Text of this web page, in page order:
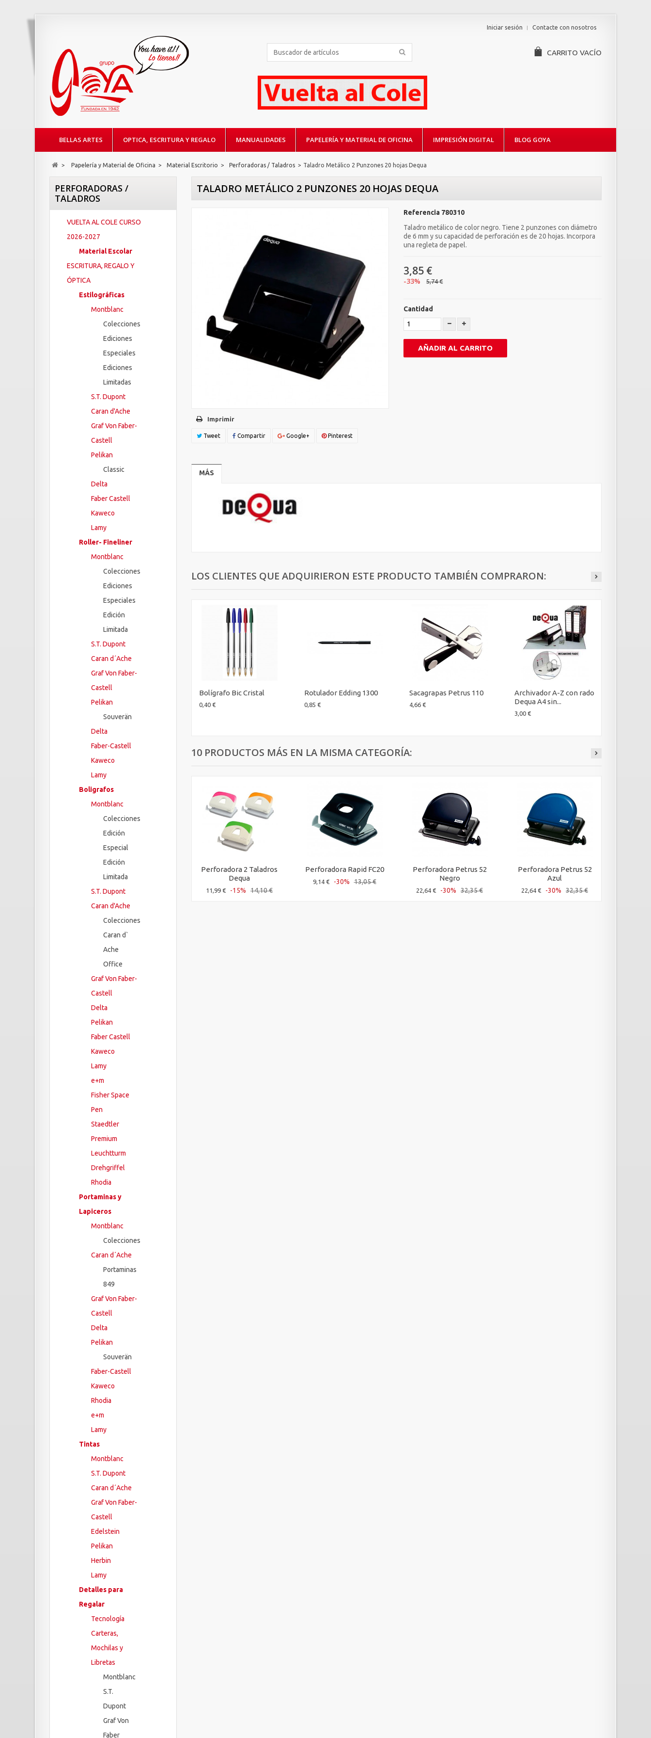
Contacte con nosotros
Iniciar sesión
CARRITO VACÍO
BELLAS ARTES OPTICA, ESCRITURA Y REGALO MANUALIDADES PAPELERÍA Y MATERIAL DE OFICINA IMPRESIÓN DIGITAL BLOG GOYA
> Papelería y Material de Oficina > Material Escritorio > Perforadoras / Taladros > Taladro Metálico 2 Punzones 20 hojas Dequa
PERFORADORAS /
TALADROS
VUELTA AL COLE CURSO
2026-2027
Material Escolar
ESCRITURA, REGALO Y
ÓPTICA
Estilográficas
Montblanc
Colecciones
Ediciones
Especiales
Ediciones
Limitadas
S.T. Dupont
Caran d'Ache
Graf Von Faber-
Castell
Pelikan
Classic
Delta
Faber Castell
Kaweco
Lamy
Roller- Fineliner
Montblanc
Colecciones
Ediciones
Especiales
Edición
Limitada
S.T. Dupont
Caran d´Ache
Graf Von Faber-
Castell
Pelikan
Souverän
Delta
Faber-Castell
Kaweco
Lamy
Boligrafos
Montblanc
Colecciones
Edición
Especial
Edición
Limitada
S.T. Dupont
Caran d'Ache
Colecciones
Caran d`
Ache
Office
Graf Von Faber-
Castell
Delta
Pelikan
Faber Castell
Kaweco
Lamy
e+m
Fisher Space
Pen
Staedtler
Premium
Leuchtturm
Drehgriffel
Rhodia
Portaminas y
Lapiceros
Montblanc
Colecciones
Caran d´Ache
Portaminas
849
Graf Von Faber-
Castell
Delta
Pelikan
Souverän
Faber-Castell
Kaweco
Rhodia
e+m
Lamy
Tintas
Montblanc
S.T. Dupont
Caran d´Ache
Graf Von Faber-
Castell
Edelstein
Pelikan
Herbin
Lamy
Detalles para
Regalar
Tecnología
Carteras,
Mochilas y
Libretas
Montblanc
S.T.
Dupont
Graf Von
Faber
TALADRO METÁLICO 2 PUNZONES 20 HOJAS DEQUA
Imprimir
Tweet Compartir Google+ Pinterest
Referencia 780310
Taladro metálico de color negro. Tiene 2 punzones con diámetro
de 6 mm y su capacidad de perforación es de 20 hojas. Incorpora
una regleta de papel.
3,85 €
-33% 5,74 €
Cantidad
AÑADIR AL CARRITO
MÁS
LOS CLIENTES QUE ADQUIRIERON ESTE PRODUCTO TAMBIÉN COMPRARON:
Bolígrafo Bic Cristal
0,40 €
Rotulador Edding 1300
0,85 €
Sacagrapas Petrus 110
4,66 €
Archivador A-Z con rado
Dequa A4 sin...
3,00 €
10 PRODUCTOS MÁS EN LA MISMA CATEGORÍA:
Perforadora 2 Taladros
Dequa
11,99 € -15% 14,10 €
Perforadora Rapid FC20
9,14 € -30% 13,05 €
Perforadora Petrus 52
Negro
22,64 € -30% 32,35 €
Perforadora Petrus 52
Azul
22,64 € -30% 32,35 €